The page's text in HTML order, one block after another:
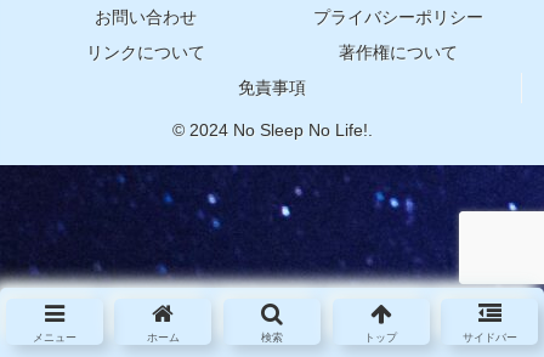
お問い合わせ
プライバシーポリシー
リンクについて
著作権について
免責事項
© 2024 No Sleep No Life!.
メニュー ホーム 検索 トップ サイドバー